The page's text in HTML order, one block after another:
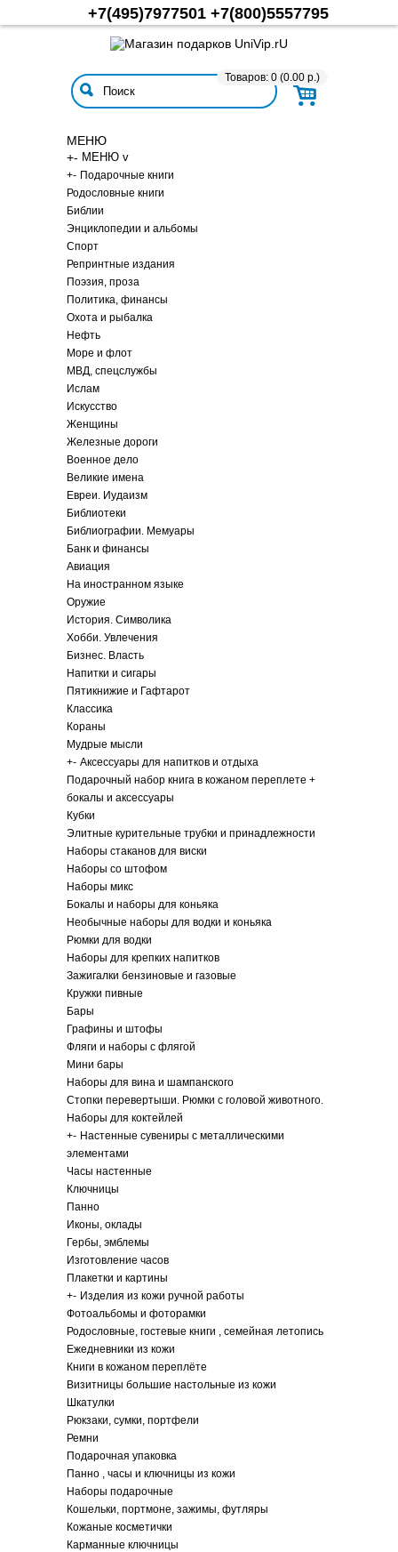
+7(495)7977501 +7(800)5557795
Товаров: 0 (0.00 р.)
МЕНЮ
+- МЕНЮ v
+- Подарочные книги
Родословные книги
Библии
Энциклопедии и альбомы
Спорт
Репринтные издания
Поэзия, проза
Политика, финансы
Охота и рыбалка
Нефть
Море и флот
МВД, спецслужбы
Ислам
Искусство
Женщины
Железные дороги
Военное дело
Великие имена
Евреи. Иудаизм
Библиотеки
Библиографии. Мемуары
Банк и финансы
Авиация
На иностранном языке
Оружие
История. Символика
Хобби. Увлечения
Бизнес. Власть
Напитки и сигары
Пятикнижие и Гафтарот
Классика
Кораны
Мудрые мысли
+- Аксессуары для напитков и отдыха
Подарочный набор книга в кожаном переплете +
бокалы и аксессуары
Кубки
Элитные курительные трубки и принадлежности
Наборы стаканов для виски
Наборы со штофом
Наборы микс
Бокалы и наборы для коньяка
Необычные наборы для водки и коньяка
Рюмки для водки
Наборы для крепких напитков
Зажигалки бензиновые и газовые
Кружки пивные
Бары
Графины и штофы
Фляги и наборы с флягой
Мини бары
Наборы для вина и шампанского
Стопки перевертыши. Рюмки с головой животного.
Наборы для коктейлей
+- Настенные сувениры с металлическими
элементами
Часы настенные
Ключницы
Панно
Иконы, оклады
Гербы, эмблемы
Изготовление часов
Плакетки и картины
+- Изделия из кожи ручной работы
Фотоальбомы и фоторамки
Родословные, гостевые книги , семейная летопись
Ежедневники из кожи
Книги в кожаном переплёте
Визитницы большие настольные из кожи
Шкатулки
Рюкзаки, сумки, портфели
Ремни
Подарочная упаковка
Панно , часы и ключницы из кожи
Наборы подарочные
Кошельки, портмоне, зажимы, футляры
Кожаные косметички
Карманные ключницы